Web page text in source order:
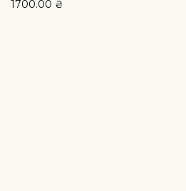
1700.00 ₴